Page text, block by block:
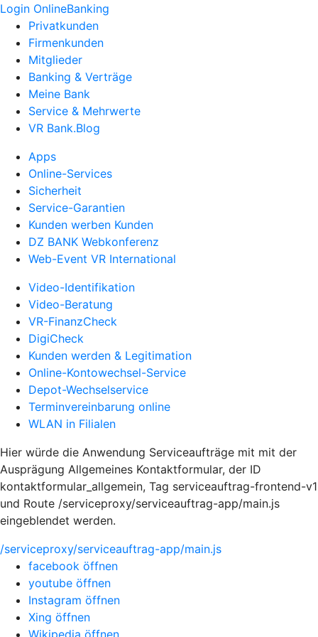
Login OnlineBanking
Privatkunden
Firmenkunden
Mitglieder
Banking & Verträge
Meine Bank
Service & Mehrwerte
VR Bank.Blog
Apps
Online-Services
Sicherheit
Service-Garantien
Kunden werben Kunden
DZ BANK Webkonferenz
Web-Event VR International
Video-Identifikation
Video-Beratung
VR-FinanzCheck
DigiCheck
Kunden werden & Legitimation
Online-Kontowechsel-Service
Depot-Wechselservice
Terminvereinbarung online
WLAN in Filialen
Hier würde die Anwendung Serviceaufträge mit mit der
Ausprägung Allgemeines Kontaktformular, der ID
kontaktformular_allgemein, Tag serviceauftrag-frontend-v1
und Route /serviceproxy/serviceauftrag-app/main.js
eingeblendet werden.
/serviceproxy/serviceauftrag-app/main.js
facebook öffnen
youtube öffnen
Instagram öffnen
Xing öffnen
Wikipedia öffnen